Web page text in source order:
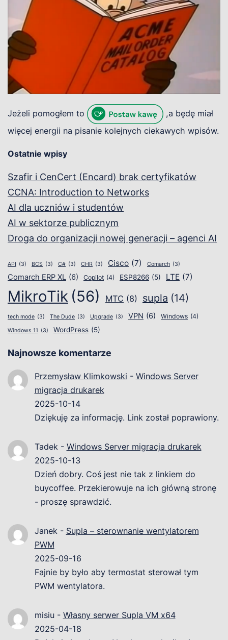
Jeżeli pomogłem to
,a będę miał
więcej energii na pisanie kolejnych ciekawych wpisów.
Ostatnie wpisy
Szafir i CenCert (Encard) brak certyfikatów
CCNA: Introduction to Networks
AI dla uczniów i studentów
AI w sektorze publicznym
Droga do organizacji nowej generacji – agenci AI
API (3) BCS (3) C# (3) CHR (3) Cisco (7) Comarch (3)
Comarch ERP XL (6) Copilot (4) ESP8266 (5) LTE (7)
MikroTik (56) MTC (8) supla (14)
tech mode (3) The Dude (3) Upgrade (3) VPN (6) Windows (4)
Windows 11 (3) WordPress (5)
Najnowsze komentarze
Przemysław Klimkowski - Windows Server
migracja drukarek
2025-10-14
Dziękuję za informację. Link został poprawiony.
Tadek- Windows Server migracja drukarek
2025-10-13
Dzień dobry. Coś jest nie tak z linkiem do
buycoffee. Przekierowuje na ich główną stronę
- proszę sprawdzić.
Janek- Supla – sterownanie wentylatorem
PWM
2025-09-16
Fajnie by było aby termostat sterował tym
PWM wentylatora.
misiu- Własny serwer Supla VM x64
2025-04-18